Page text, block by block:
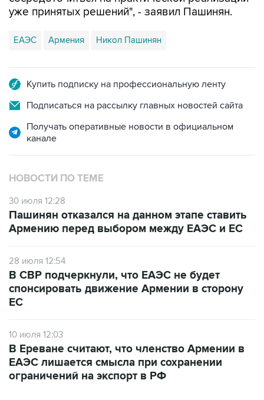
ЕАЭС Армения Никол Пашинян
Подписаться на рассылку главных новостей сайта
Получать оперативные новости в официальном
НОВОСТИ ПО ТЕМЕ
30 июля 12:28
Армению перед выбором между ЕАЭС и ЕС
28 июля 12:54
спонсировать движение Армении в сторону
ЕС
ЕАЭС лишается смысла при сохранении
ограничений на экспорт в РФ